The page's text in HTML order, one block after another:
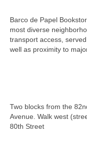
Barco de Papel
most diverse
transport access,
well as proximity to
Two blocks from the
Avenue. Walk west
80th Street